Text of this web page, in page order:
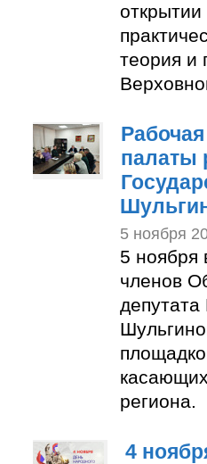
теория и
палаты
5 ноября
5 ноября
членов
региона.
4